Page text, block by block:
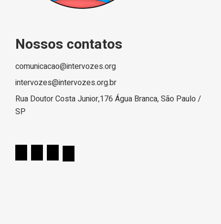
Nossos contatos
comunicacao@intervozes.org
intervozes@intervozes.org.br
Rua Doutor Costa Junior,176 Água Branca, São Paulo /
SP